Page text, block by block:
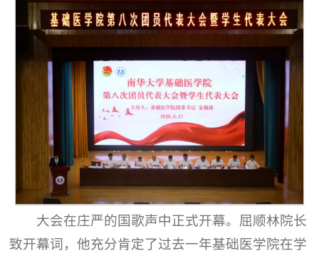
大会在庄严的国歌声中正式开幕。屈顺林院长
致开幕词，他充分肯定了过去一年基础医学院在学